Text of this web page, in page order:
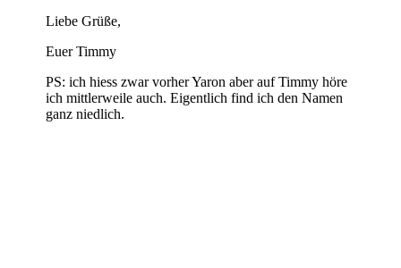
Liebe Grüße,
Euer Timmy
PS: ich hiess zwar vorher Yaron aber auf Timmy höre
ich mittlerweile auch. Eigentlich find ich den Namen
ganz niedlich.